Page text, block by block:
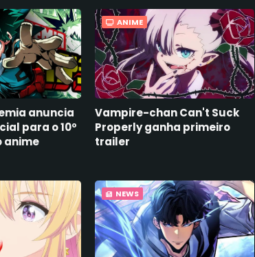
anuncia
para o 10º
anime
ANIME
Vampire-chan Can't Suck
Properly ganha primeiro
trailer
NEWS